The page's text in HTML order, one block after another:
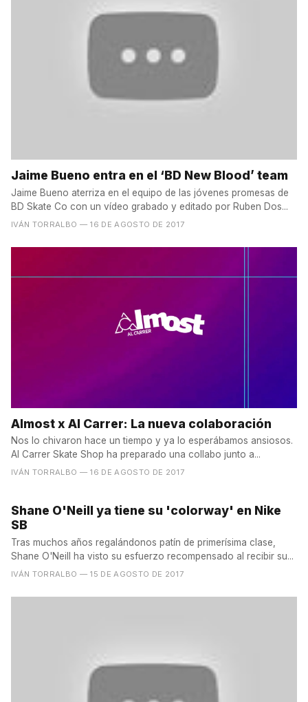
Jaime Bueno entra en el ‘BD New Blood’ team
Jaime Bueno aterriza en el equipo de las jóvenes promesas de
BD Skate Co con un vídeo grabado y editado por Ruben Dos...
IVÁN TORRALBO — 16 DE AGOSTO DE 2017
Almost x Al Carrer: La nueva colaboración
Nos lo chivaron hace un tiempo y ya lo esperábamos ansiosos.
Al Carrer Skate Shop ha preparado una collabo junto a...
IVÁN TORRALBO — 16 DE AGOSTO DE 2017
Shane O'Neill ya tiene su 'colorway' en Nike
SB
Tras muchos años regalándonos patín de primerísima clase,
Shane O'Neill ha visto su esfuerzo recompensado al recibir su...
IVÁN TORRALBO — 15 DE AGOSTO DE 2017